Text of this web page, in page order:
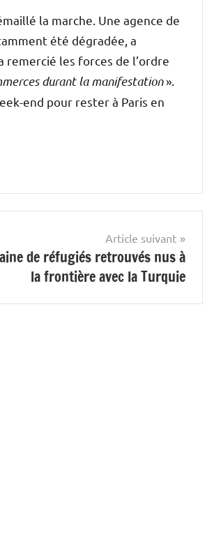
la marche. Une agence de
été dégradée, a
remercié les forces de l’ordre
durant la manifestation».
end pour rester à Paris en
Article suivant
de réfugiés retrouvés nus à
la frontière avec la Turquie